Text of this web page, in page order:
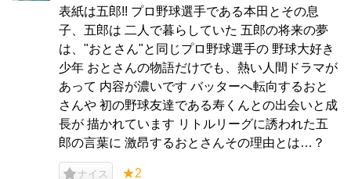
表紙は五郎!! プロ野球選手である本田とその息
子、五郎は 二人で暮らしていた 五郎の将来の夢
は、"おとさん"と同じプロ野球選手の 野球大好き
少年 おとさんの物語だけでも、熱い人間ドラマが
あって 内容が濃いです バッターへ転向するおと
さんや 初の野球友達である寿くんとの出会いと成
長が 描かれています リトルリーグに誘われた五
郎の言葉に 激昂するおとさんその理由とは…？
ナイス ★2